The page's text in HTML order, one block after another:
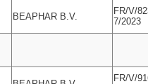
BEAPHAR B.V.
FR/V/
7/2023
FR/V/